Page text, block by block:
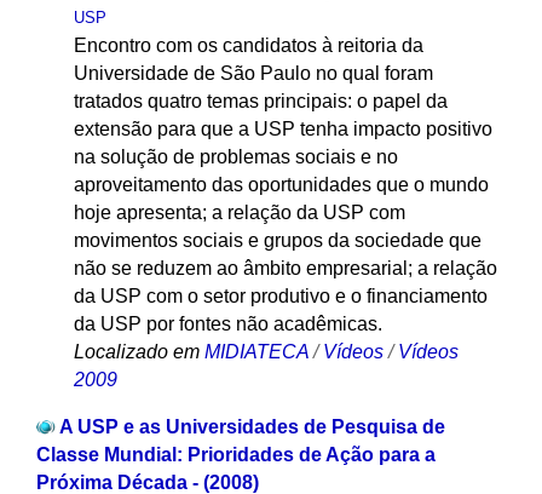
USP
Encontro com os candidatos à reitoria da
Universidade de São Paulo no qual foram
tratados quatro temas principais: o papel da
extensão para que a USP tenha impacto positivo
na solução de problemas sociais e no
aproveitamento das oportunidades que o mundo
hoje apresenta; a relação da USP com
movimentos sociais e grupos da sociedade que
não se reduzem ao âmbito empresarial; a relação
da USP com o setor produtivo e o financiamento
da USP por fontes não acadêmicas.
Localizado em MIDIATECA /Vídeos /Vídeos
2009
A USP e as Universidades de Pesquisa de
Classe Mundial: Prioridades de Ação para a
Próxima Década - (2008)